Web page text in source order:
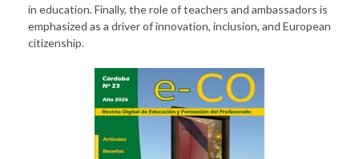
in education. Finally, the role of teachers and ambassadors is
emphasized as a driver of innovation, inclusion, and European
citizenship.